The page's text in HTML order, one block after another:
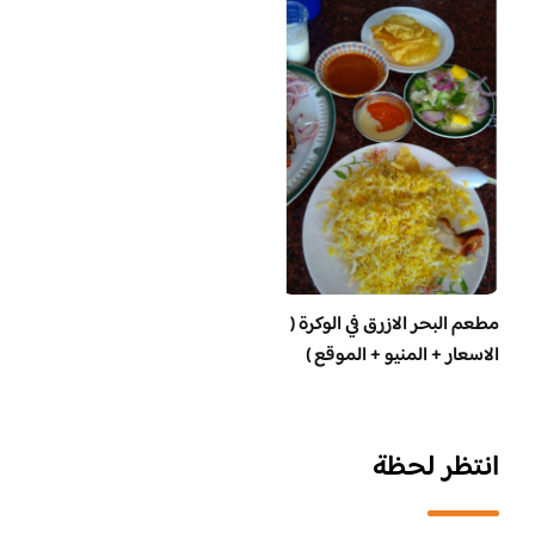
مطعم البحر الازرق في الوكرة (
الاسعار + المنيو + الموقع )
انتظر لحظة